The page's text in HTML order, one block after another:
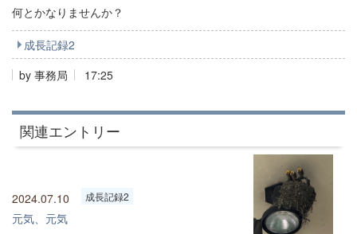
何とかなりませんか？
成長記録2
by 事務局 17:25
関連エントリー
2024.07.10 成長記録2
元気、元気